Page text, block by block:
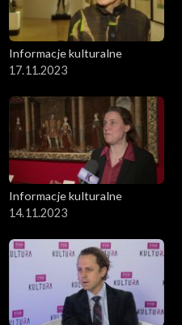
Informacje kulturalne
17.11.2023
Informacje kulturalne
14.11.2023